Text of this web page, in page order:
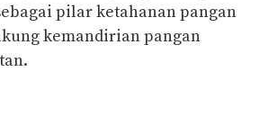
pilar ketahanan pangan
kemandirian pangan